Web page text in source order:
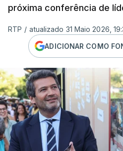
próxima conferência de
RTP / atualizado 31 Maio 2026,
ADICIONAR COMO